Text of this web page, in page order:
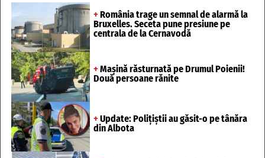
+ România trage un semnal de alarmă la
Bruxelles. Seceta pune presiune pe
centrala de la Cernavodă
+ Mașină răsturnată pe Drumul Poienii!
Două persoane rănite
+ Update: Polițiștii au găsit-o pe tânăra
din Albota